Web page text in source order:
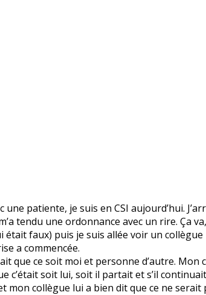
patiente, je suis en CSI aujourd’hui.
tendu une ordonnance avec un rire. Ça
était faux) puis je suis allée voir un collègue
a commencée.
que ce soit moi et personne d’autre. Mon
c’était soit lui, soit il partait et s’il
mon collègue lui a bien dit que ce ne serait